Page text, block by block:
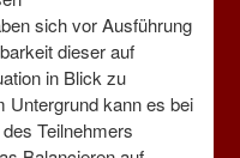
sich vor Ausführung
dieser auf
in Blick zu
Untergrund kann es bei
Teilnehmers